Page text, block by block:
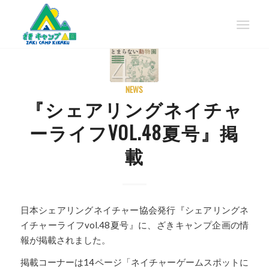
NEWS
『シェアリングネイチャ
ーライフVOL.48夏号』掲
載
日本シェアリングネイチャー協会発行『シェアリングネ
イチャーライフvol.48夏号』に、ざきキャンプ企画の情
報が掲載されました。
掲載コーナーは14ページ「ネイチャーゲームスポットに